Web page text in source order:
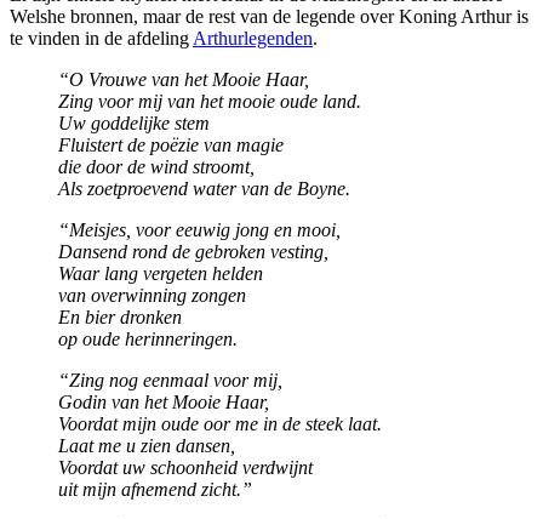
Welshe bronnen, maar de rest van de legende over Koning Arthur is
te vinden in de afdeling Arthurlegenden.
“O Vrouwe van het Mooie Haar,
Zing voor mij van het mooie oude land.
Uw goddelijke stem
Fluistert de poëzie van magie
die door de wind stroomt,
Als zoetproevend water van de Boyne.
“Meisjes, voor eeuwig jong en mooi,
Dansend rond de gebroken vesting,
Waar lang vergeten helden
van overwinning zongen
En bier dronken
op oude herinneringen.
“Zing nog eenmaal voor mij,
Godin van het Mooie Haar,
Voordat mijn oude oor me in de steek laat.
Laat me u zien dansen,
Voordat uw schoonheid verdwijnt
uit mijn afnemend zicht.”